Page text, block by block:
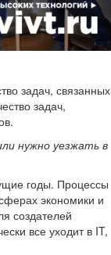
задач, связанных
задач,
нужно уезжать в
годы. Процессы
экономики и
создателей
все уходит в IT,